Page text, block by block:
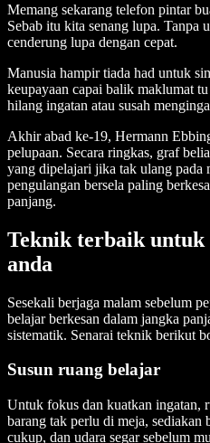
Memang sekarang telefon pintar
Sebab itu kita senang lupa. Tanpa
cenderung lupa dengan cepat.
Manusia hampir tiada had untuk
keupayaan capai balik maklumat
hilang ingatan atau susah
Akhir abad ke-19, Hermann
pelupaan. Secara ringkas, graf
yang dipelajari jika tak ulang pada
pengulangan bersela paling
panjang.
Teknik terbaik untuk
anda
Sesekali berjaga malam sebelum
belajar berkesan dalam jangka
sistematik. Senarai teknik berikut
Susun ruang belajar
Untuk fokus dan kuatkan ingatan,
barang tak perlu di meja, sediakan
cukup, dan udara segar sebelum